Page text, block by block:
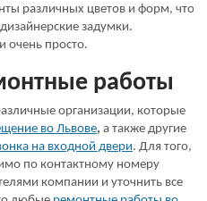
различных цветов и форм, что
задумки.
очень просто.
работы
организации, которые
во Львове, а также другие
на входной двери. Для того,
по контактному номеру
компании и уточнить все